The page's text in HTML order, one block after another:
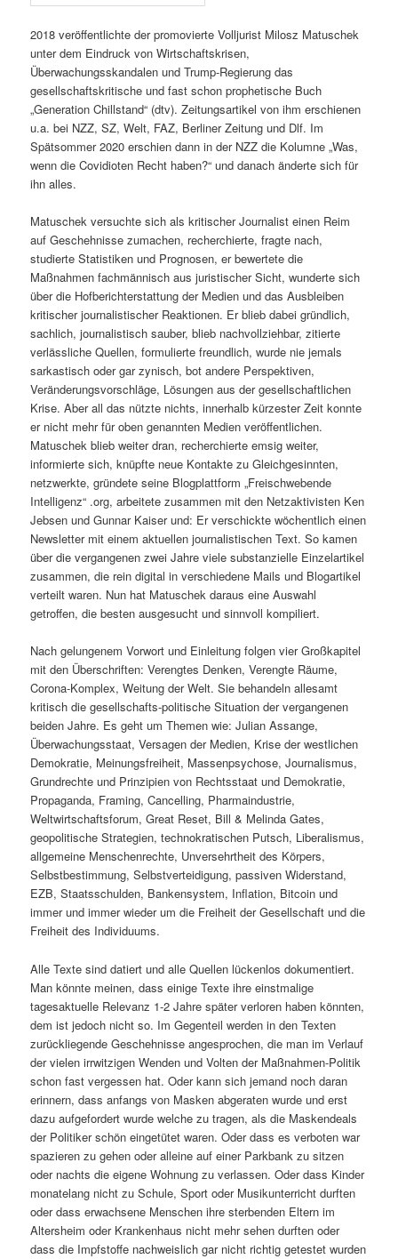
2018 veröffentlichte der promovierte Volljurist Milosz Matuschek
unter dem Eindruck von Wirtschaftskrisen,
Überwachungsskandalen und Trump-Regierung das
gesellschaftskritische und fast schon prophetische Buch
„Generation Chillstand“ (dtv). Zeitungsartikel von ihm erschienen
u.a. bei NZZ, SZ, Welt, FAZ, Berliner Zeitung und Dlf. Im
Spätsommer 2020 erschien dann in der NZZ die Kolumne „Was,
wenn die Covidioten Recht haben?“ und danach änderte sich für
ihn alles.
Matuschek versuchte sich als kritischer Journalist einen Reim
auf Geschehnisse zumachen, recherchierte, fragte nach,
studierte Statistiken und Prognosen, er bewertete die
Maßnahmen fachmännisch aus juristischer Sicht, wunderte sich
über die Hofberichterstattung der Medien und das Ausbleiben
kritischer journalistischer Reaktionen. Er blieb dabei gründlich,
sachlich, journalistisch sauber, blieb nachvollziehbar, zitierte
verlässliche Quellen, formulierte freundlich, wurde nie jemals
sarkastisch oder gar zynisch, bot andere Perspektiven,
Veränderungsvorschläge, Lösungen aus der gesellschaftlichen
Krise. Aber all das nützte nichts, innerhalb kürzester Zeit konnte
er nicht mehr für oben genannten Medien veröffentlichen.
Matuschek blieb weiter dran, recherchierte emsig weiter,
informierte sich, knüpfte neue Kontakte zu Gleichgesinnten,
netzwerkte, gründete seine Blogplattform „Freischwebende
Intelligenz“ .org, arbeitete zusammen mit den Netzaktivisten Ken
Jebsen und Gunnar Kaiser und: Er verschickte wöchentlich einen
Newsletter mit einem aktuellen journalistischen Text. So kamen
über die vergangenen zwei Jahre viele substanzielle Einzelartikel
zusammen, die rein digital in verschiedene Mails und Blogartikel
verteilt waren. Nun hat Matuschek daraus eine Auswahl
getroffen, die besten ausgesucht und sinnvoll kompiliert.
Nach gelungenem Vorwort und Einleitung folgen vier Großkapitel
mit den Überschriften: Verengtes Denken, Verengte Räume,
Corona-Komplex, Weitung der Welt. Sie behandeln allesamt
kritisch die gesellschafts-politische Situation der vergangenen
beiden Jahre. Es geht um Themen wie: Julian Assange,
Überwachungsstaat, Versagen der Medien, Krise der westlichen
Demokratie, Meinungsfreiheit, Massenpsychose, Journalismus,
Grundrechte und Prinzipien von Rechtsstaat und Demokratie,
Propaganda, Framing, Cancelling, Pharmaindustrie,
Weltwirtschaftsforum, Great Reset, Bill & Melinda Gates,
geopolitische Strategien, technokratischen Putsch, Liberalismus,
allgemeine Menschenrechte, Unversehrtheit des Körpers,
Selbstbestimmung, Selbstverteidigung, passiven Widerstand,
EZB, Staatsschulden, Bankensystem, Inflation, Bitcoin und
immer und immer wieder um die Freiheit der Gesellschaft und die
Freiheit des Individuums.
Alle Texte sind datiert und alle Quellen lückenlos dokumentiert.
Man könnte meinen, dass einige Texte ihre einstmalige
tagesaktuelle Relevanz 1-2 Jahre später verloren haben könnten,
dem ist jedoch nicht so. Im Gegenteil werden in den Texten
zurückliegende Geschehnisse angesprochen, die man im Verlauf
der vielen irrwitzigen Wenden und Volten der Maßnahmen-Politik
schon fast vergessen hat. Oder kann sich jemand noch daran
erinnern, dass anfangs von Masken abgeraten wurde und erst
dazu aufgefordert wurde welche zu tragen, als die Maskendeals
der Politiker schön eingetütet waren. Oder dass es verboten war
spazieren zu gehen oder alleine auf einer Parkbank zu sitzen
oder nachts die eigene Wohnung zu verlassen. Oder dass Kinder
monatelang nicht zu Schule, Sport oder Musikunterricht durften
oder dass erwachsene Menschen ihre sterbenden Eltern im
Altersheim oder Krankenhaus nicht mehr sehen durften oder
dass die Impfstoffe nachweislich gar nicht richtig getestet wurden